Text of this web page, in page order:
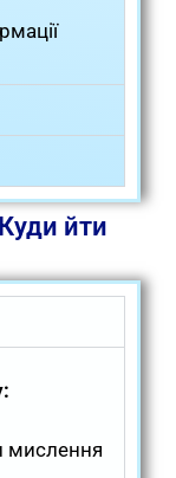
йти
мислення